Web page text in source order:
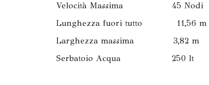
Velocità Massima 45 Nodi
Lunghezza fuori tutto 11,56 m
Larghezza massima 3,82 m
Serbatoio Acqua 250 lt